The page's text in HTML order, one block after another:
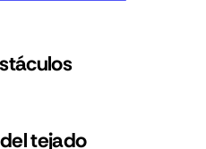
tejado